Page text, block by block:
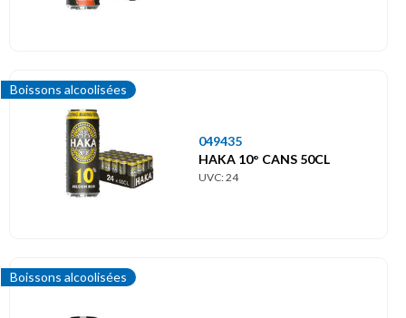
Boissons alcoolisées
049435
HAKA 10° CANS 50CL
UVC: 24
Boissons alcoolisées